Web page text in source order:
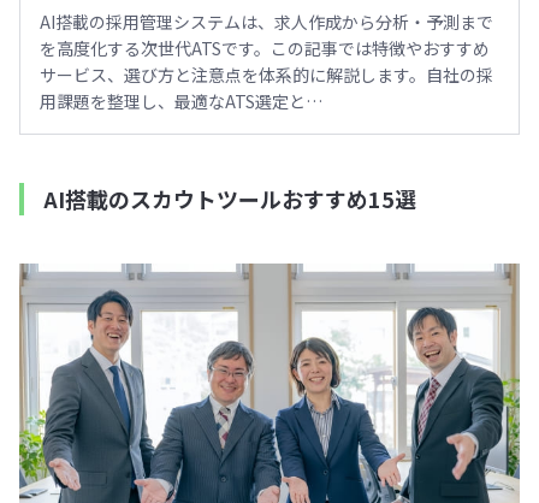
AI搭載の採用管理システムは、求人作成から分析・予測まで
を高度化する次世代ATSです。この記事では特徴やおすすめ
サービス、選び方と注意点を体系的に解説します。自社の採
用課題を整理し、最適なATS選定と…
AI搭載のスカウトツールおすすめ15選